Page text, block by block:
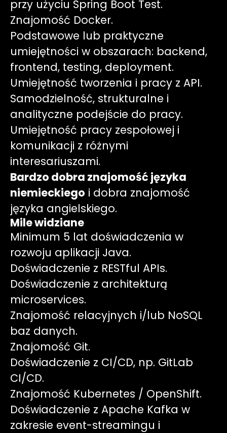
przy użyciu Spring Boot Test.
Znajomość Docker.
Podstawowe lub praktyczne
umiejętności w obszarach: backend,
frontend, testing, deployment.
Umiejętność tworzenia i pracy z API.
Samodzielność, strukturalne i
analityczne podejście do pracy.
Umiejętność pracy zespołowej i
komunikacji z różnymi
interesariuszami.
Bardzo dobra znajomość języka
niemieckiego i dobra znajomość
języka angielskiego.
Mile widziane
Minimum 5 lat doświadczenia w
rozwoju aplikacji Java.
Doświadczenie z RESTful APIs.
Doświadczenie z architekturą
microservices.
Znajomość relacyjnych i/lub NoSQL
baz danych.
Znajomość Git.
Doświadczenie z CI/CD, np. GitLab
CI/CD.
Znajomość Kubernetes / OpenShift.
Doświadczenie z Apache Kafka w
zakresie event-streamingu i